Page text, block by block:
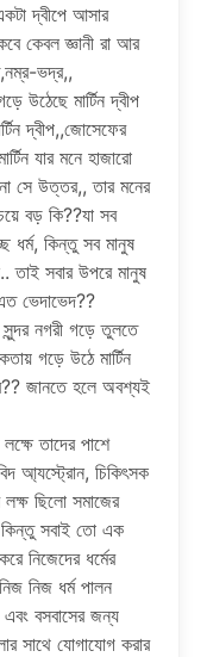
দ্বীপে আসার
কেবল জ্ঞানী রা আর
ভদ্র,,
উঠেছে মার্টিন দ্বীপ
দ্বীপ,,জোসেফের
যার মনে হাজারো
সে উত্তর,, তার মনের
বড় কি??যা সব
ধর্ম, কিন্তু সব মানুষ
তাই সবার উপরে মানুষ
ভেদাভেদ??
নগরী গড়ে তুলতে
গড়ে উঠে মার্টিন
জানতে হলে অবশ্যই
তাদের পাশে
আ্যস্ট্রোন, চিকিৎসক
ছিলো সমাজের
কিন্তু সবাই তো এক
নিজেদের ধর্মের
নিজ ধর্ম পালন
এবং বসবাসের জন্য
সাথে যোগাযোগ করার